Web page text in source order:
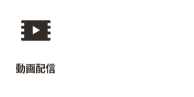
動画配信
動画配信サイト